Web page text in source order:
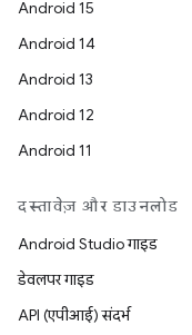
Android 15
Android 14
Android 13
Android 12
Android 11
दस्तावेज़ और डाउनलोड
Android Studio गाइड
डेवलपर गाइड
API (एपीआई) संदर्भ